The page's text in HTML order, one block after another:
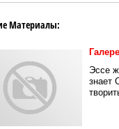
Материалы:
Эссе
знает